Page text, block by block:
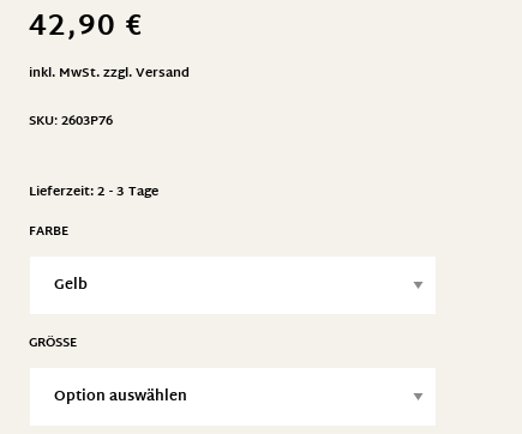
42,90 €
inkl. MwSt.zzgl.Versand
SKU:2603P76
Lieferzeit:2 - 3 Tage
FARBE
GRÖSSE